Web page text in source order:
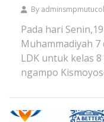
By
Pada hari
Muhammadiyah
LDK untuk kelas
ngampo